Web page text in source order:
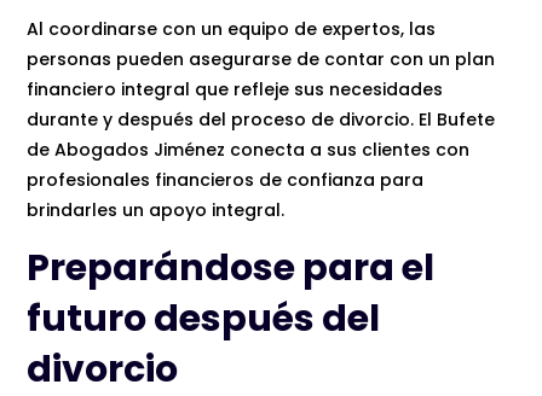
Al coordinarse con un equipo de expertos, las
personas pueden asegurarse de contar con un plan
financiero integral que refleje sus necesidades
durante y después del proceso de divorcio. El Bufete
de Abogados Jiménez conecta a sus clientes con
profesionales financieros de confianza para
brindarles un apoyo integral.
Preparándose para el
futuro después del
divorcio